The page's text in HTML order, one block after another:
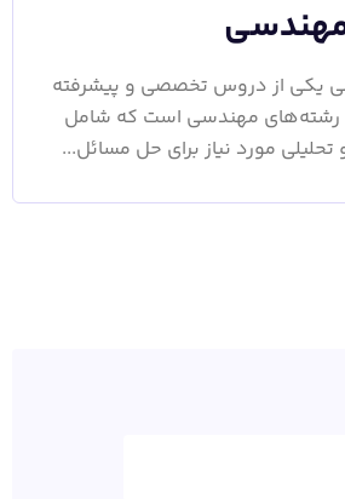
یکی از دروس تخصصی و پیشرفته
رشته‌های مهندسی است که شامل
تحلیلی مورد نیاز برای حل مسائل...